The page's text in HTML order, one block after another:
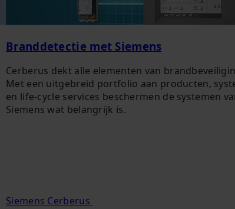
Branddetectie met Siemens
Cerberus dekt alle elementen van
Met een uitgebreid portfolio aan producten,
en life-cycle services beschermen de systemen
Siemens wat belangrijk is.
Siemens Cerberus